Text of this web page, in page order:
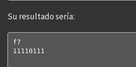
Su resultado sería:
f7
11110111